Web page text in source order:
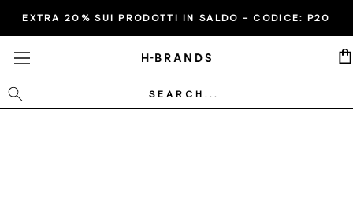
EXTRA 20% SUI PRODOTTI IN SALDO - CODICE: P20
Cerca